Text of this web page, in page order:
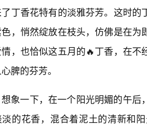
丁香花特有的淡雅芬芳。这时
，悄然绽放在枝头，仿佛是在
，也恰似这五月的🔥丁香，在
脾的芬芳。
想象一下，在一个阳光明媚的午后
的花香，混合着泥土的清新和